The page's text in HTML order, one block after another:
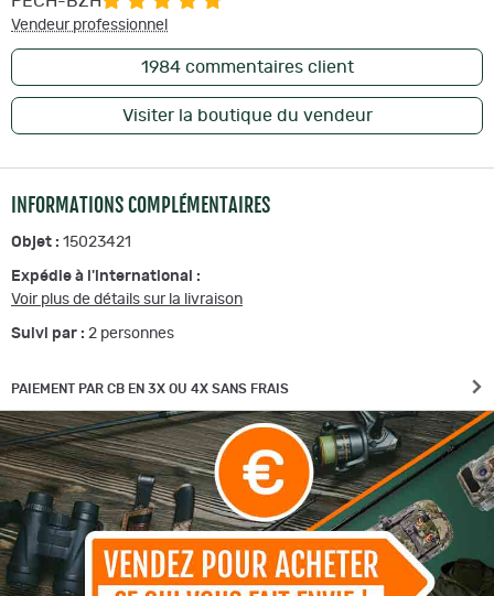
Vendeur professionnel
1984commentaires client
Visiter la boutique du vendeur
INFORMATIONS COMPLÉMENTAIRES
Objet : 15023421
Expédie à l'international :
Voir plus de détails sur la livraison
Suivi par : 2 personnes
PAIEMENT PAR CB EN 3X OU 4X SANS FRAIS